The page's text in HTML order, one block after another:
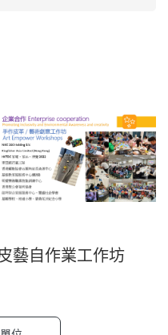
藝自作業工作坊